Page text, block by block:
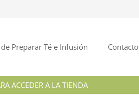
Preparar Té e Infusión Contacto
ACCEDER A LA TIENDA